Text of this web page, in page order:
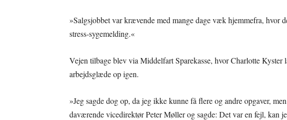
»Salgsjobbet var krævende med mange dage væk hjemmefra, hvor
stress-sygemelding.«
Vejen tilbage blev via Middelfart Sparekasse, hvor Charlotte Kyster
arbejdsglæde op igen.
»Jeg sagde dog op, da jeg ikke kunne få flere og andre opgaver,
daværende vicedirektør Peter Møller og sagde: Det var en fejl, kan